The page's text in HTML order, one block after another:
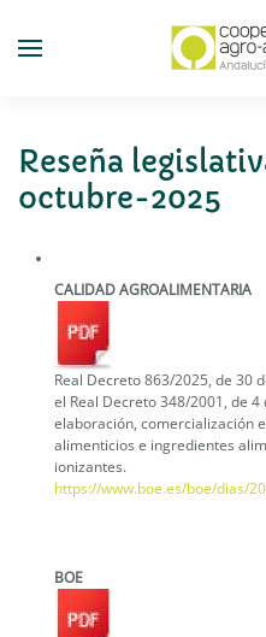
content
Reseña
octubre-2025
CALIDAD AGROALIMENTARIA
Real Decreto 863/2025, de 30
el Real Decreto 348/2001, de
elaboración, comercialización
alimenticios e ingredientes
ionizantes.
https://www.boe.es/boe/dias/
BOE